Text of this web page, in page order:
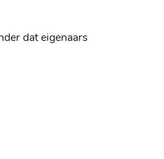
dat eigenaars